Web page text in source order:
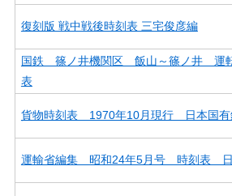
復刻版 戦中戦後時刻表 三宅俊彦編
国鉄 篠ノ井機関区 飯山～篠ノ井 運
表
貨物時刻表 1970年10月現行 日本国有
運輸省編集 昭和24年5月号 時刻表 日